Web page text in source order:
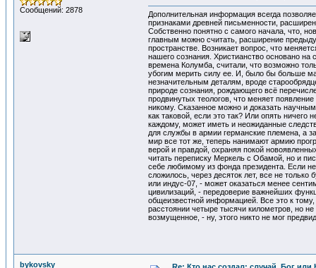
Сообщений: 2878
Дополнительная информация всегда
признаками древней письменности,
Собственно понятно с самого начала, что,
главным можно считать, расширение
пространстве. Возникает вопрос, что
нашего сознания. Христианство основано
времена Колумба, считали, что возможно
убогим мерить силу ее. И, было бы больше
незначительным деталям, вроде
природе сознания, рождающего всё
продвинутых теологов, что меняет
никому. Сказанное можно и доказать
как таковой, если это так? Или опять
каждому, может иметь и неожиданные
для службы в армии германские племена, а
мир все тот же, теперь нанимают армию
верой и правдой, охраняя покой
читать переписку Меркель с Обамой, но и
себе любимому из фонда президента. Если
сложилось, через десяток лет, все не
или индус-07, - может оказаться менее
цивилизаций, - передоверие важнейших
общеизвестной информацией. Все это к
расстоянии четыре тысячи километров, но
возмущенное, - ну, этого никто не мог
bykovsky